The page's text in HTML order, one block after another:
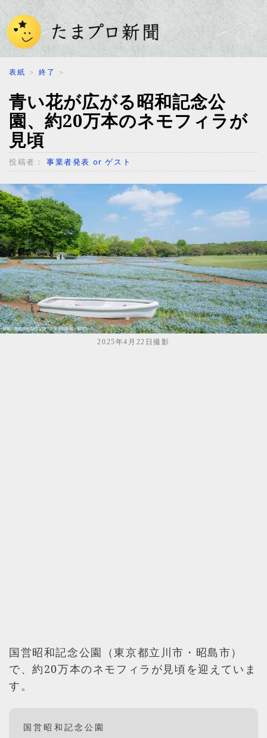
表紙 ＞終了 ＞
青い花が広がる昭和記念公
園、約20万本のネモフィラが
見頃
投稿者： 事業者発表 or ゲスト
2025年4月22日撮影
国営昭和記念公園（東京都立川市・昭島市）
で、約20万本のネモフィラが見頃を迎えていま
す。
国営昭和記念公園